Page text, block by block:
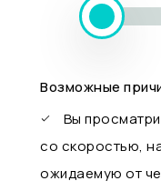
Возможные
Вы
со скоростью,
ожидаемую от